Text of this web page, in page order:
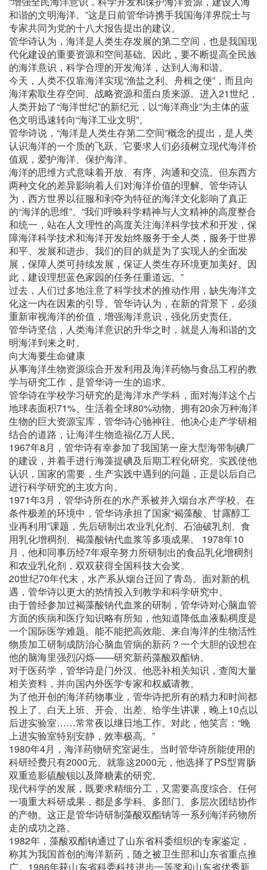
和谐的文明海洋。”这是日前管华诗携手我国海洋界院士与
专家共同为党的十八大报告提出的建议。
管华诗认为，海洋是人类生存发展的第二空间，也是我国现
代化建设的重要资源和空间基础。因此，要不断提高全民族
的海洋意识，科学合理的开发海洋，达到人海和谐。
今天，人类不仅靠海洋实现“渔盐之利、舟楫之便”，而且向
海洋索取生存空间、战略资源和蛋白质来源。进入21世纪，
人类开始了“海洋世纪”的新纪元，以“海洋商业”为主体的蓝
色文明迅速转向“海洋工业文明”。
管华诗说，“海洋是人类生存第二空间”概念的提出，是人类
认识海洋的一个质的飞跃。它要求人们必须树立现代海洋价
值观，爱护海洋、保护海洋。
海洋的思维方式意味着开放、有序、沟通和交流。但东西方
两种文化的差异影响着人们对海洋价值的理解。管华诗认
为，西方世界以征服和剥夺为特征的海洋文化影响了真正
的“海洋的思维”。“我们呼唤科学精神与人文精神的高度整合
和统一，站在人文理性的高度关注海洋科学技术和开发，保
障海洋科学技术和海洋开发始终服务于全人类，服务于世界
和平、发展和进步。我们的目的就是为了实现人的全面发
展，保障人类可持续发展，保证人类生存环境更加美好。因
此，建设理想蓝色家园的任务任重道远。”
过去，人们过多地注意了科学技术的推动作用，缺失海洋文
化这一内在因素的引导。管华诗认为，在新的背景下，必须
重新审视海洋的价值，增强海洋意识，强化历史责任。
管华诗坚信，人类海洋意识的升华之时，就是人海和谐的文
明海洋到来之时。
向大海要生命健康
从事海洋生物资源综合开发利用及海洋药物与食品工程的教
学与研究工作，是管华诗一生的追求。
管华诗在学校学习研究的是海洋水产学科，面对海洋这个占
地球表面积71%、生活着全球80%动物、拥有20余万种海洋
生物的巨大资源宝库，管华诗心驰神往。他决心走产学研相
结合的道路，让海洋生物造福亿万人民。
1967年8月，管华诗有幸参加了我国第一座大型海带制碘厂
的建设，并着手进行海藻提碘及后期工程化研究。实践使他
认识，国家的需要，生产实践中遇到的问题，正是以后自己
进行科学研究的主攻方向。
1971年3月，管华诗所在的水产系被并入烟台水产学校。在
条件极差的环境中，管华诗承担了国家“褐藻酸、甘露醇工
业再利用”课题，先后研制出农业乳化剂、石油破乳剂、食
用乳化增稠剂、褐藻酸钠代血浆等多项成果。 1978年10
月，他和同事历经7年艰辛努力所研制出的食品乳化增稠剂
和农业乳化剂，双双获得全国科技大会奖。
20世纪70年代末，水产系从烟台迁回了青岛。面对新的机
遇，管华诗以更大的热情投入到教学和科学研究中。
由于曾经参加过褐藻酸钠代血浆的研制，管华诗对心脑血管
方面的疾病和医疗知识略有所知，他知道降低血液黏稠度是
一个国际医学难题。能不能把高效能、来自海洋的生物活性
物质加工研制成防治心脑血管病的新药？一个大胆的设想在
他的脑海里强烈闪烁——研究新药藻酸双酯钠。
对于医药学，管华诗是门外汉。他恶补相关知识，查阅大量
相关资料，并向国内外医学专家和权威请教。
为了他开创的海洋药物事业，管华诗把所有的精力和时间都
投上了。白天上班、开会、出差、给学生讲课，晚上10点以
后进实验室……常常夜以继日地工作。对此，他笑言：“晚
上进实验室特别安静，效率极高。”
1980年4月，海洋药物研究室诞生。当时管华诗所能使用的
科研经费只有2000元。就靠这2000元，他选择了PS型胃肠
双重造影硫酸钡以及降糖素的研究。
现代科学的发展，既要求精细分工，又需要高度综合。任何
一项重大科研成果，都是多学科、多部门、多层次团结协作
的产物。这正是管华诗研制藻酸双酯钠等一系列海洋药物所
走的成功之路。
1982年，藻酸双酯钠通过了山东省科委组织的专家鉴定，
称其为我国首创的海洋新药，随之被卫生部和山东省重点推
广。1986年获山东省科委科技进步一等奖和山东省优秀新